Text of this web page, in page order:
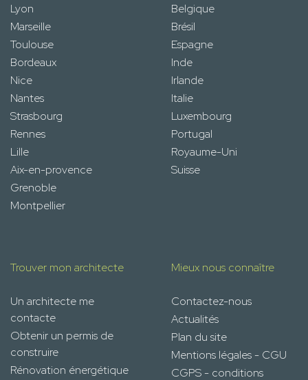
Lyon
Marseille
Toulouse
Bordeaux
Nice
Nantes
Strasbourg
Rennes
Lille
Aix-en-provence
Grenoble
Montpellier
Belgique
Brésil
Espagne
Inde
Irlande
Italie
Luxembourg
Portugal
Royaume-Uni
Suisse
Trouver mon architecte
Un architecte me
contacte
Obtenir un permis de
construire
Rénovation énergétique
Mieux nous connaître
Contactez-nous
Actualités
Plan du site
Mentions légales - CGU
CGPS - conditions